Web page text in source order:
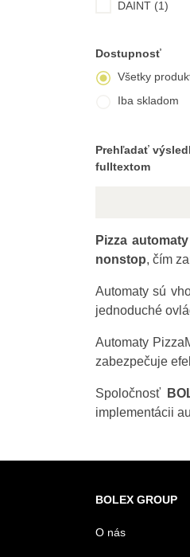
DAINT (1)
Dostupnosť
Všetky
Iba skladom
Prehľadať
fulltextom
Pizza automaty
nonstop, čím
Automaty sú
jednoduché
Automaty
zabezpečuje
Spoločnosť
implementácii
BOLEX GROUP
O nás